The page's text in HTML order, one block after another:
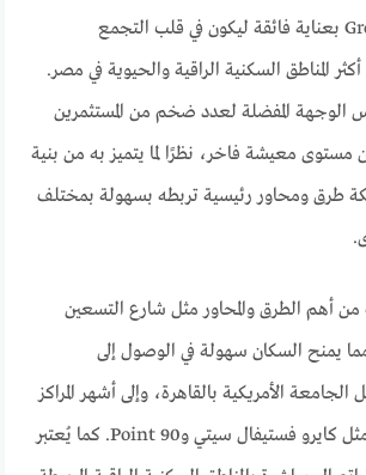
Grounds New Cairo بعناية فائقة ليكون في قلب التجمع
المناطق السكنية الراقية والحيوية في مصر.
الوجهة المفضلة لعدد ضخم من المستثمرين
مستوى معيشة فاخر، نظرًا لما يتميز به من بنية
طرق ومحاور رئيسية تربطه بسهولة بمختلف
من أهم الطرق والمحاور مثل شارع التسعين
يمنح السكان سهولة في الوصول إلى
الأمريكية بالقاهرة، وإلى أشهر المراكز
التجارية والترفيهية مثل كايرو فستيفال سيتي وPoint 90. كما يُعتبر